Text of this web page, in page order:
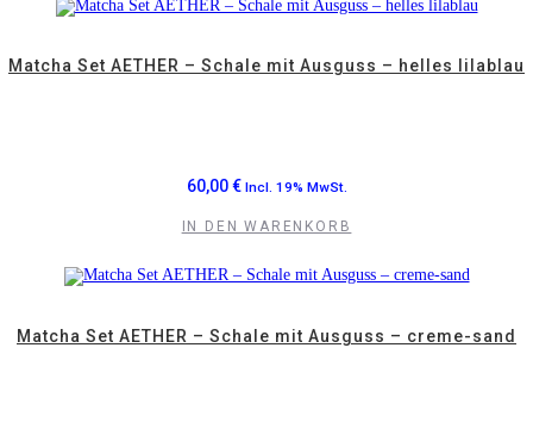
Matcha Set AETHER – Schale mit Ausguss – helles lilablau
60,00€ Incl. 19% MwSt.
IN DEN WARENKORB
Matcha Set AETHER – Schale mit Ausguss – creme-sand